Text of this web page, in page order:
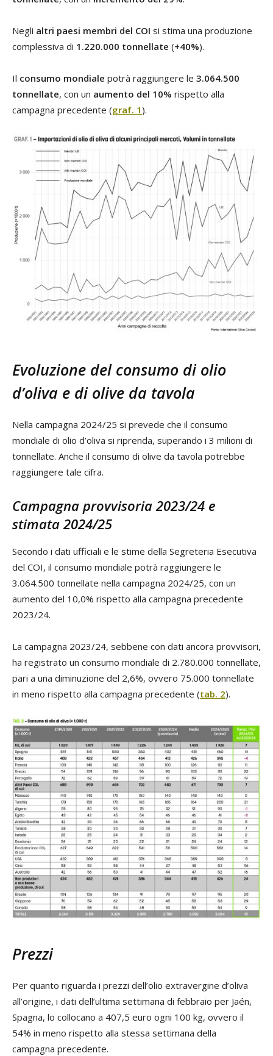
Negli altri paesi membri del COI si stima una produzione
complessiva di 1.220.000 tonnellate (+40%).
Il consumo mondiale potrà raggiungere le 3.064.500
tonnellate, con un aumento del 10% rispetto alla
campagna precedente (graf. 1).
Evoluzione del consumo di olio
d’oliva e di olive da tavola
Nella campagna 2024/25 si prevede che il consumo
mondiale di olio d’oliva si riprenda, superando i 3 milioni di
tonnellate. Anche il consumo di olive da tavola potrebbe
raggiungere tale cifra.
Campagna provvisoria 2023/24 e
stimata 2024/25
Secondo i dati ufficiali e le stime della Segreteria Esecutiva
del COI, il consumo mondiale potrà raggiungere le
3.064.500 tonnellate nella campagna 2024/25, con un
aumento del 10,0% rispetto alla campagna precedente
2023/24.
La campagna 2023/24, sebbene con dati ancora provvisori,
ha registrato un consumo mondiale di 2.780.000 tonnellate,
pari a una diminuzione del 2,6%, ovvero 75.000 tonnellate
in meno rispetto alla campagna precedente (tab. 2).
Prezzi
Per quanto riguarda i prezzi dell’olio extravergine d’oliva
all’origine, i dati dell’ultima settimana di febbraio per Jaén,
Spagna, lo collocano a 407,5 euro ogni 100 kg, ovvero il
54% in meno rispetto alla stessa settimana della
campagna precedente.